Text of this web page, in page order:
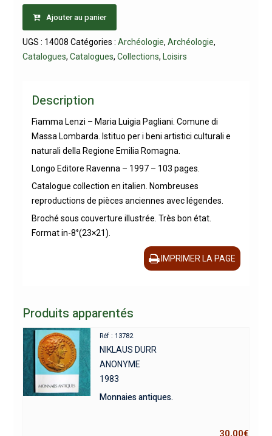
Ajouter au panier
UGS : 14008 Catégories : Archéologie, Archéologie,
Catalogues, Catalogues, Collections, Loisirs
Description
Fiamma Lenzi – Maria Luigia Pagliani. Comune di
Massa Lombarda. Istituo per i beni artistici culturali e
naturali della Regione Emilia Romagna.
Longo Editore Ravenna – 1997 – 103 pages.
Catalogue collection en italien. Nombreuses
reproductions de pièces anciennes avec légendes.
Broché sous couverture illustrée. Très bon état.
Format in-8°(23×21).
IMPRIMER LA PAGE
Produits apparentés
Réf : 13782
NIKLAUS DURR
ANONYME
1983
Monnaies antiques.
30,00€